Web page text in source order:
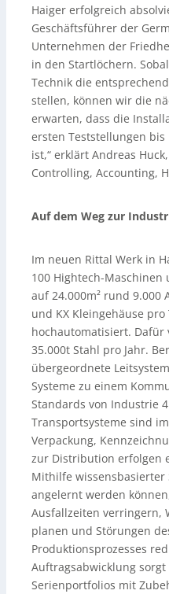
Haiger erfolgreich
Geschäftsführer der
Unternehmen der
in den Startlöchern.
Technik die
stellen, können wir die
erwarten, dass die
ersten Teststellungen bis
ist,“ erklärt Andreas
Controlling, Accounting,
Auf dem Weg zur
Im neuen Rittal Werk in
100 Hightech-
auf 24.000m² rund 9.000
und KX Kleingehäuse
hochautomatisiert.
35.000t Stahl pro Jahr.
übergeordnete
Systeme zu einem
Standards von Industrie
Transportsysteme sind
Verpackung,
zur Distribution erfolgen
Mithilfe
angelernt werden
Ausfallzeiten verringern,
planen und Störungen
Produktionsprozesses
Auftragsabwicklung
Serienportfolios mit